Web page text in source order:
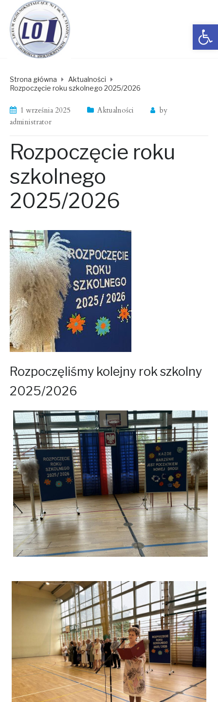
Open toolbar
Strona główna
Aktualności
Rozpoczęcie roku szkolnego 2025/2026
1 września 2025 Aktualności
by
administrator
Rozpoczęcie roku
szkolnego
2025/2026
Rozpoczęliśmy kolejny rok szkolny
2025/2026